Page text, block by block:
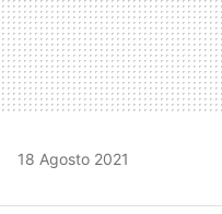
18 Agosto 2021